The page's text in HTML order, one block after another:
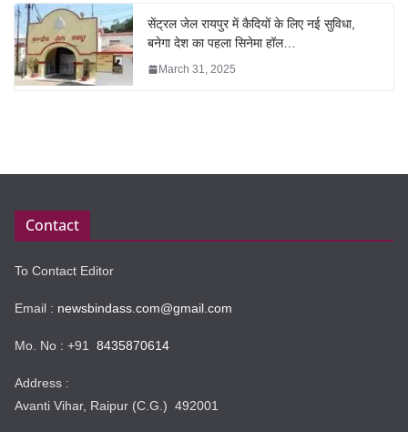
सेंट्रल जेल रायपुर में कैदियों के लिए नई सुविधा,
बनेगा देश का पहला सिनेमा हॉल…
March 31, 2025
Contact
To Contact Editor
Email : newsbindass.com@gmail.com
Mo. No : +91 8435870614
Address :
Avanti Vihar, Raipur (C.G.) 492001